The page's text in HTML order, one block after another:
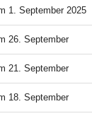
1. September 2025
26. September
21. September
18. September